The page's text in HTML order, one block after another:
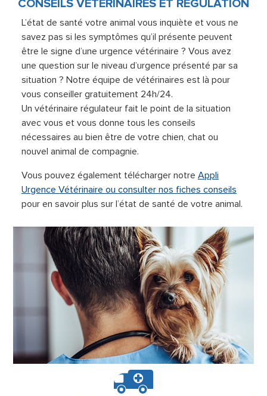
CONSEILS VÉTÉRINAIRES ET RÉGULATION
L’état de santé votre animal vous inquiète et vous ne
savez pas si les symptômes qu’il présente peuvent
être le signe d’une urgence vétérinaire ? Vous avez
une question sur le niveau d’urgence présenté par sa
situation ? Notre équipe de vétérinaires est là pour
vous conseiller gratuitement 24h/24.
Un vétérinaire régulateur fait le point de la situation
avec vous et vous donne tous les conseils
nécessaires au bien être de votre chien, chat ou
nouvel animal de compagnie.
Vous pouvez également télécharger notre Appli
Urgence Vétérinaire ou consulter nos fiches conseils
pour en savoir plus sur l’état de santé de votre animal.